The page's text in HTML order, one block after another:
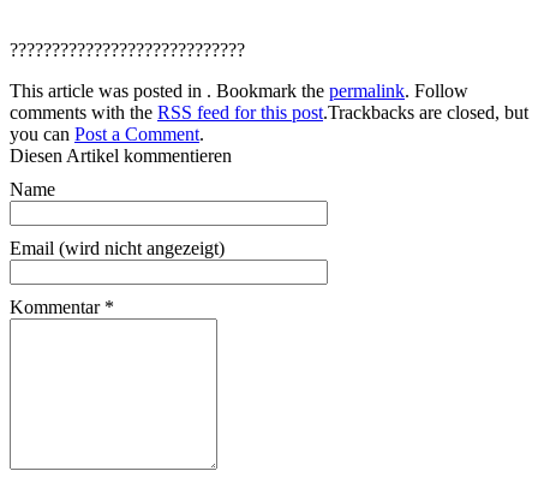
????????????????????????????
This article was posted in . Bookmark the permalink. Follow
comments with the RSS feed for this post.Trackbacks are closed, but
you can Post a Comment.
Diesen Artikel kommentieren
Name
Email (wird nicht angezeigt)
Kommentar*